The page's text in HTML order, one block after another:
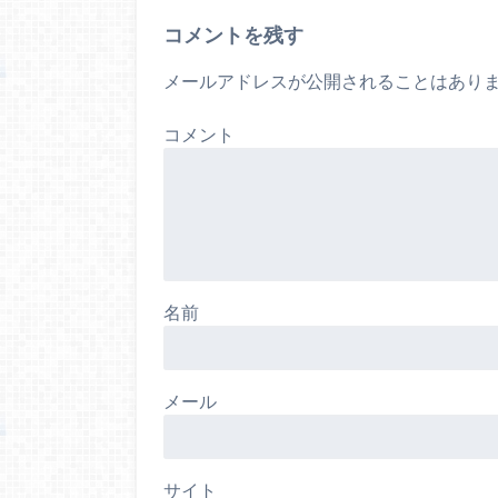
コメントを残す
メールアドレスが公開されることはあり
コメント
名前
メール
サイト